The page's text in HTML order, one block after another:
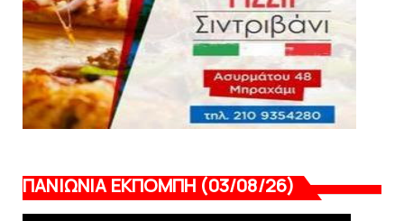
ΠΑΝΙΩΝΙΑ ΕΚΠΟΜΠΗ (03/08/26)